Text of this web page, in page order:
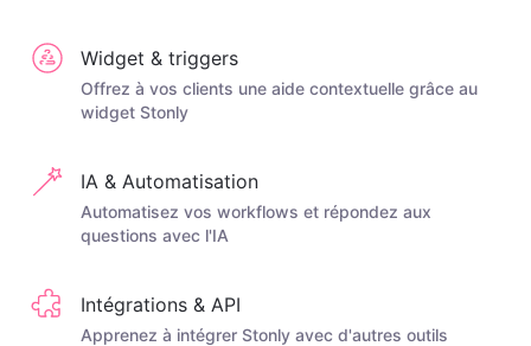
Widget & triggers
Offrez à vos clients une aide contextuelle grâce au
widget Stonly
IA & Automatisation
Automatisez vos workflows et répondez aux
questions avec l'IA
Intégrations & API
Apprenez à intégrer Stonly avec d'autres outils